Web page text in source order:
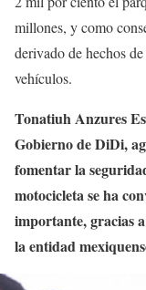
millones, y como
derivado de hechos
vehículos.
Tonatiuh Anzures
Gobierno de DiDi,
fomentar la
motocicleta se ha
importante, gracias
la entidad